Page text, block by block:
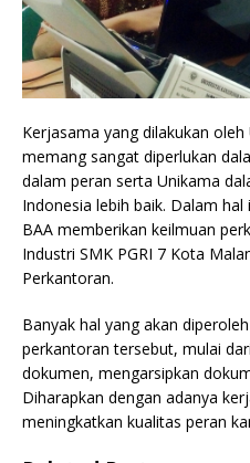
Kerjasama yang dilakukan
memang sangat diperlukan
dalam peran serta Unikama
Indonesia lebih baik. Dalam
BAA memberikan keilmuan
Industri SMK PGRI 7 Kota
Perkantoran.
Banyak hal yang akan
perkantoran tersebut, mulai
dokumen, mengarsipkan
Diharapkan dengan adanya
meningkatkan kualitas peran